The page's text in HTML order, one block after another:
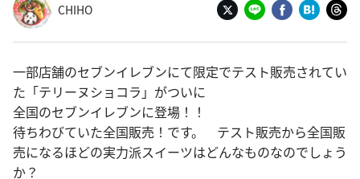
CHIHO
一部店舗のセブンイレブンにて限定でテスト販売されてい
た「テリーヌショコラ」がついに
全国のセブンイレブンに登場！！
待ちわびていた全国販売！です。 テスト販売から全国販
売になるほどの実力派スイーツはどんなものなのでしょう
か？